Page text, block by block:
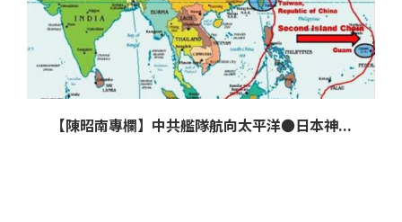
【陳昭南專欄】中共艦隊航向太平洋●日本神...